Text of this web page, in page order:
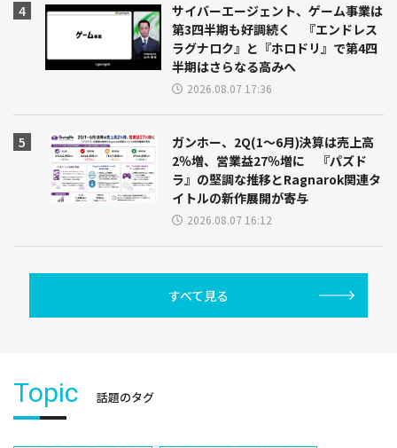
サイバーエージェント、ゲーム事業は
第3四半期も好調続く 『エンドレス
ラグナロク』と『ホロドリ』で第4四
半期はさらなる高みへ
2026.08.07 17:36
ガンホー、2Q(1～6月)決算は売上高
2％増、営業益27％増に 『パズド
ラ』の堅調な推移とRagnarok関連タ
イトルの新作展開が寄与
2026.08.07 16:12
すべて見る
Topic 話題のタグ